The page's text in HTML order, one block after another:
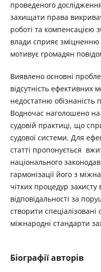
проведеного
захищати права
роботі та компенсацією
влади сприяє зміцненню
мотивує громадян
Виявлено основні
відсутність ефективних
недостатню обізнаність
Водночас наголошено
судовій практиці, що
судової системи. Для
статті пропонується
національного
гармонізації його з
чітких процедур
відповідальності за
створити
міжнародні стандарти
Біографії авторів